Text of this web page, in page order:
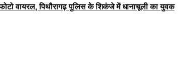
वायरल, पिथौरागढ़ पुलिस के शिकंजे में धानाचूली का युवक